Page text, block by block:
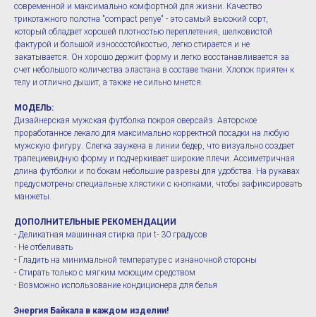
современной и максимально комфортной для жизни. Качество
трикотажного полотна "compact penye" - это самый высокий сорт,
который обладает хорошей плотностью переплетения, шелковистой
фактурой и большой износостойкостью, легко стирается и не
закатывается. Он хорошо держит форму и легко восстанавливается за
счет небольшого количества эластана в составе ткани. Хлопок приятен к
телу и отлично дышит, а также не сильно мнется.
МОДЕЛЬ:
Дизайнерская мужская футболка покроя оверсайз. Авторское
проработанное лекало для максимально корректной посадки на любую
мужскую фигуру. Слегка заужена в линии бедер, что визуально создает
трапециевидную форму и подчеркивает широкие плечи. Ассиметричная
длина футболки и по бокам небольшие разрезы для удобства. На рукавах
предусмотрены специальные хлястики с кнопками, чтобы зафиксировать
манжеты.
ДОПОЛНИТЕЛЬНЫЕ РЕКОМЕНДАЦИИ
- Деликатная машинная стирка при t- 30 градусов
- Не отбеливать
- Гладить на минимальной температуре с изнаночной стороны
- Стирать только с мягким моющим средством
- Возможно использование кондиционера для белья
Энергия Байкала в каждом изделии!